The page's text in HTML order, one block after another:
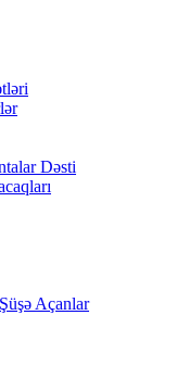
Dəsti
Açanlar